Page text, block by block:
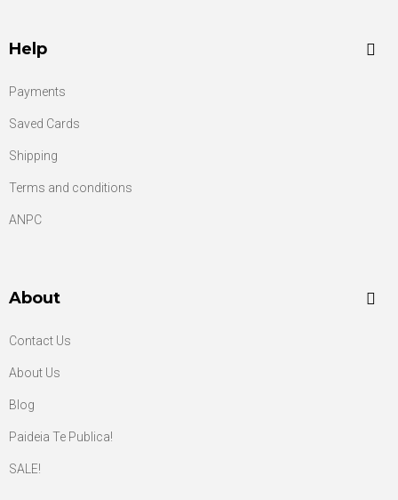
Help
Payments
Saved Cards
Shipping
Terms and conditions
ANPC
About
Contact Us
About Us
Blog
Paideia Te Publica!
SALE!